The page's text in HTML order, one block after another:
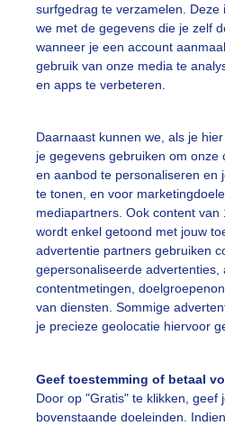
surfgedrag te verzamelen. Deze
we met de gegevens die je zelf
wanneer je een account
gebruik van onze media te
en apps te verbeteren.
Daarnaast kunnen we, als je
je gegevens gebruiken om onze
en aanbod te personaliseren en
te tonen, en voor
mediapartners. Ook content van
wordt enkel getoond met jouw
advertentie partners gebruiken
gepersonaliseerde advertenties,
contentmetingen,
van diensten. Sommige
je precieze geolocatie hiervoor
Geef toestemming of betaal
Door op "Gratis" te klikken, geef
bovenstaande doeleinden.
rond half twee
naar de badte wal te
schenen naar de
Zon Wolken